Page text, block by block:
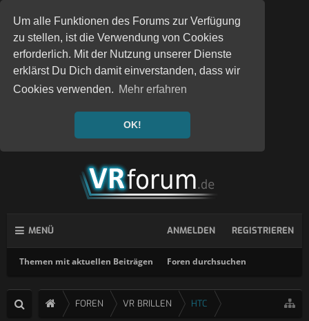
Um alle Funktionen des Forums zur Verfügung
zu stellen, ist die Verwendung von Cookies
erforderlich. Mit der Nutzung unserer Dienste
erklärst Du Dich damit einverstanden, dass wir
Cookies verwenden. Mehr erfahren
OK!
MENÜ
Themen mit aktuellen Beiträgen Foren durchsuchen
ANMELDEN REGISTRIEREN
FOREN VR BRILLEN HTC